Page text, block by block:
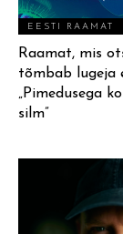
EESTI RAAMAT
Raamat, mis
tõmbab lugeja
„Pimedusega
silm”